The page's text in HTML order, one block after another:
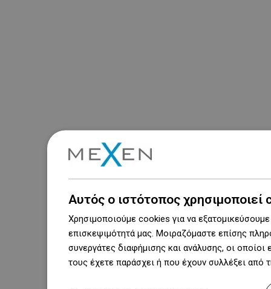
Αυτός ο ιστότοπος χρησιμοποιεί
Χρησιμοποιούμε cookies για να
επισκεψιμότητά μας. Μοιραζόμαστε επίσης
συνεργάτες διαφήμισης και ανάλυσης, οι
τους έχετε παράσχει ή που έχουν συλλέξει